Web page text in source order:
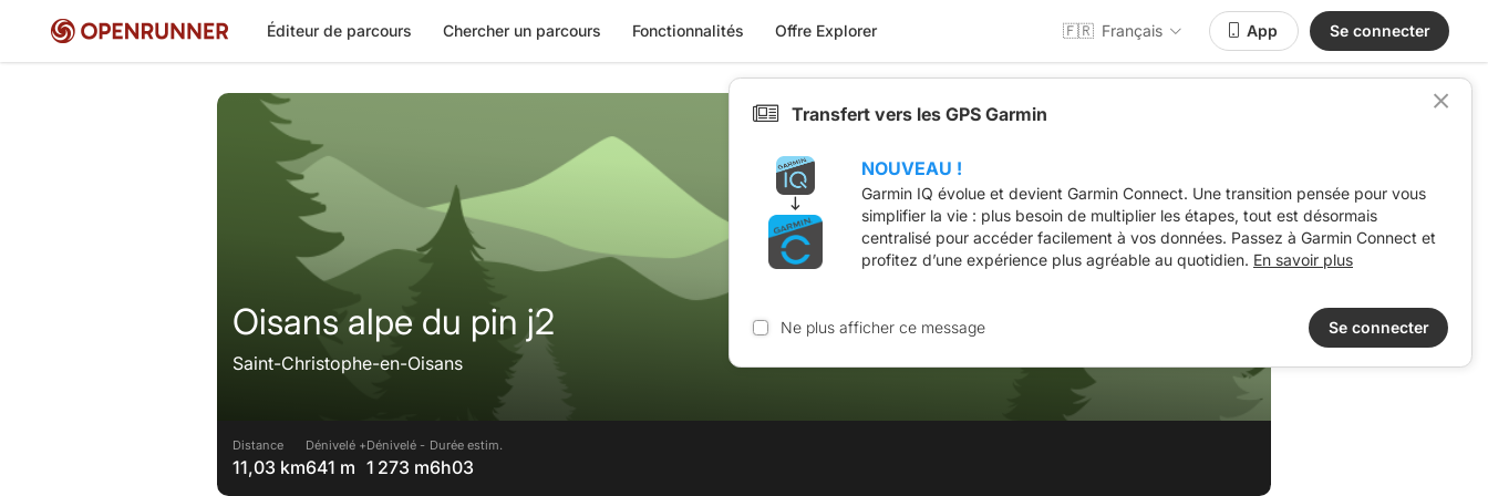
Éditeur de parcours Chercher un parcours Fonctionnalités Offre Explorer 🇫🇷 Français App Se connecter
Oisans alpe du pin j2
Saint-Christophe-en-Oisans
Distance
11,03 km
Dénivelé +
641 m
Dénivelé -
1 273 m
Durée estim.
6h03
Transfert vers les GPS Garmin
NOUVEAU !
Garmin IQ évolue et devient Garmin Connect. Une transition pensée pour vous
simplifier la vie : plus besoin de multiplier les étapes, tout est désormais
centralisé pour accéder facilement à vos données. Passez à Garmin Connect et
profitez d’une expérience plus agréable au quotidien. En savoir plus
Ne plus afficher ce message Se connecter